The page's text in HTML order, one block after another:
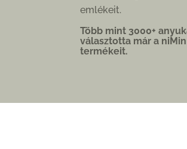
emlékeit.
Több mint 3000+
választotta már a niMin
termékeit.